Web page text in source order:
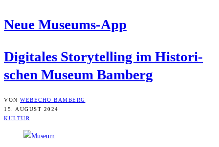
Neue Muse­ums-App
Digi­ta­les Sto­rytel­ling im His­to­ri­
schen Muse­um Bamberg
VON WEBECHO BAMBERG
15. AUGUST 2024
KULTUR